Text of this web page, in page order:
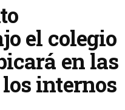
el colegio
en las
internos